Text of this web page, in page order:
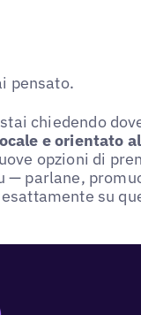
pensato.
chiedendo
e orientato
opzioni di
— parlane,
su